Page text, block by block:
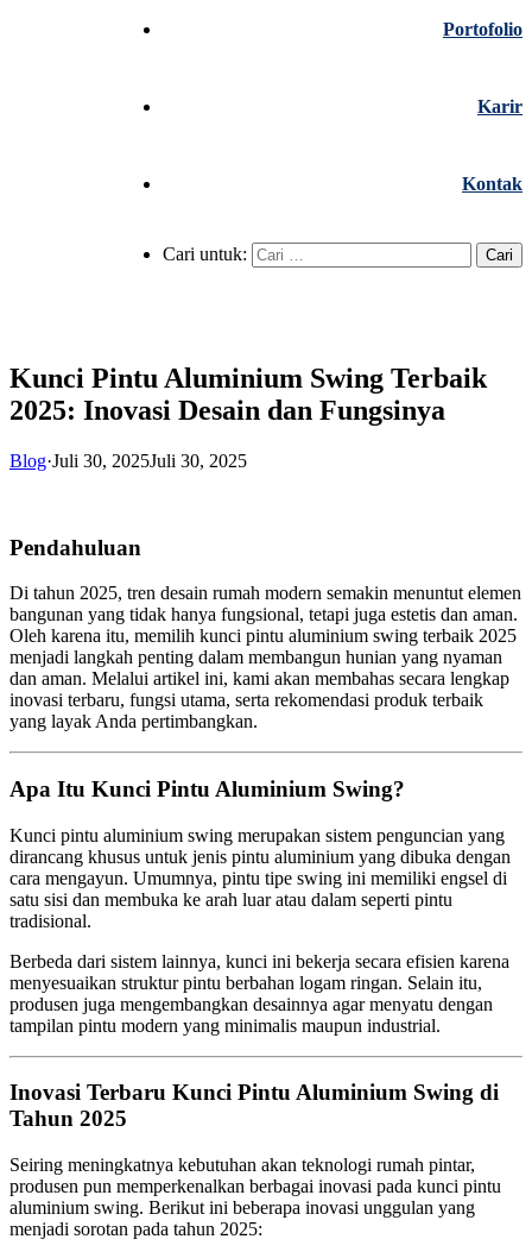
Portofolio
Karir
Kontak
Cari untuk:
Kunci Pintu Aluminium Swing Terbaik
2025: Inovasi Desain dan Fungsinya
Blog·Juli 30, 2025Juli 30, 2025
Pendahuluan
Di tahun 2025, tren desain rumah modern semakin menuntut elemen
bangunan yang tidak hanya fungsional, tetapi juga estetis dan aman.
Oleh karena itu, memilih kunci pintu aluminium swing terbaik 2025
menjadi langkah penting dalam membangun hunian yang nyaman
dan aman. Melalui artikel ini, kami akan membahas secara lengkap
inovasi terbaru, fungsi utama, serta rekomendasi produk terbaik
yang layak Anda pertimbangkan.
Apa Itu Kunci Pintu Aluminium Swing?
Kunci pintu aluminium swing merupakan sistem penguncian yang
dirancang khusus untuk jenis pintu aluminium yang dibuka dengan
cara mengayun. Umumnya, pintu tipe swing ini memiliki engsel di
satu sisi dan membuka ke arah luar atau dalam seperti pintu
tradisional.
Berbeda dari sistem lainnya, kunci ini bekerja secara efisien karena
menyesuaikan struktur pintu berbahan logam ringan. Selain itu,
produsen juga mengembangkan desainnya agar menyatu dengan
tampilan pintu modern yang minimalis maupun industrial.
Inovasi Terbaru Kunci Pintu Aluminium Swing di
Tahun 2025
Seiring meningkatnya kebutuhan akan teknologi rumah pintar,
produsen pun memperkenalkan berbagai inovasi pada kunci pintu
aluminium swing. Berikut ini beberapa inovasi unggulan yang
menjadi sorotan pada tahun 2025: